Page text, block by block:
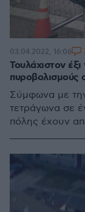
Τουλάχιστον
Σύμφωνα με
τετράγωνα σε
πόλης έχουν
03.04.2022, 16:06